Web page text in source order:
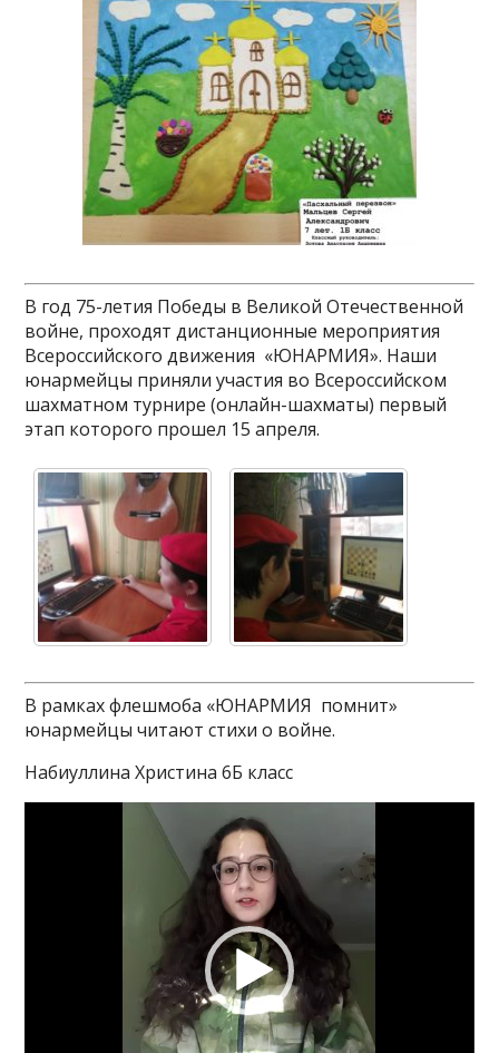
В год 75-летия Победы в Великой Отечественной
войне, проходят дистанционные мероприятия
Всероссийского движения «ЮНАРМИЯ». Наши
юнармейцы приняли участия во Всероссийском
шахматном турнире (онлайн-шахматы) первый
этап которого прошел 15 апреля.
В рамках флешмоба «ЮНАРМИЯ помнит»
юнармейцы читают стихи о войне.
Набиуллина Христина 6Б класс